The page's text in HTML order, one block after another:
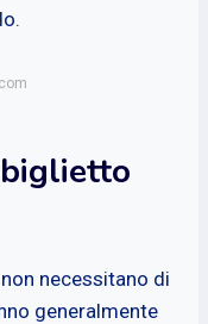
necessitano di
generalmente